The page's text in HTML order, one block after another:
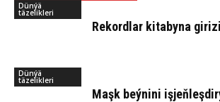
Dünýä
täzelikleri
Re­kord­lar ki­ta­by­na
Dünýä
täzelikleri
Maşk beý­ni­ni